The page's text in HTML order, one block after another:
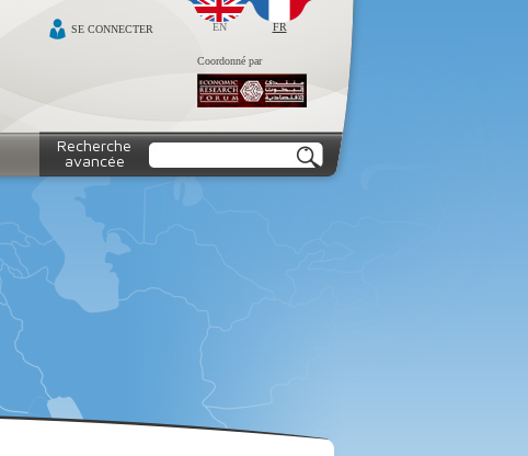
EN FR
SE CONNECTER
Coordonné par
Recherche
avancée